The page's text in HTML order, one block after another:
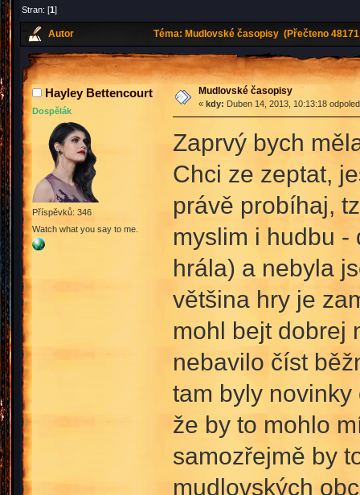
Stran: [1]
Autor Téma: Mudlovské časopisy (Přečteno
Hayley Bettencourt
Dospělák
Příspěvků: 346
Watch what you say to me.
Mudlovské časopisy
« kdy: Duben 14, 2013, 10:13:18
Zaprvý bych
Chci ze zeptat,
právě probíhaj,
myslim i hudbu -
hrála) a nebyla
většina hry je
mohl bejt dobrej
nebavilo číst
tam byly
že by to mohlo
samozřejmě by
mudlovských